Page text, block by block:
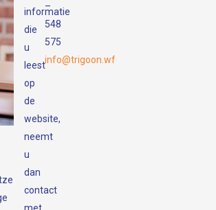
informatie
die
u
leest
op
de
website,
neemt
u
dan
contact
–
548
575
info@trigoon.wf